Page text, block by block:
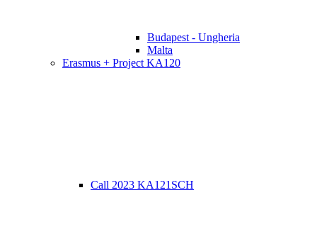
Budapest - Ungheria
Malta
Erasmus + Project KA120
Call 2023 KA121SCH